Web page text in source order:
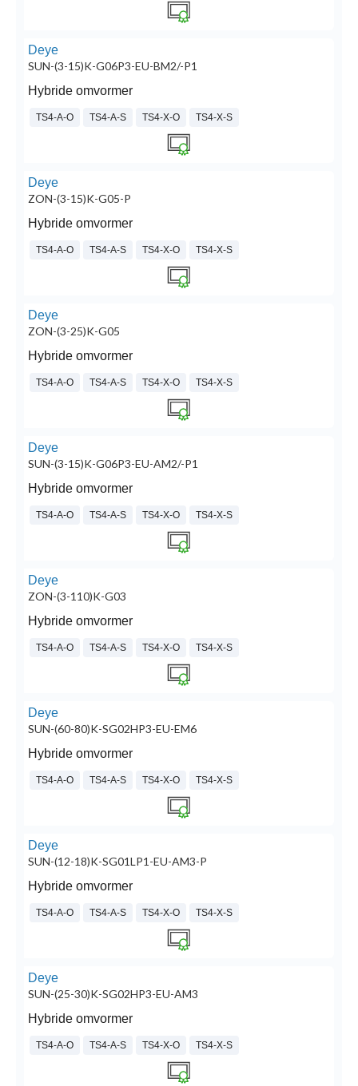
Deye
SUN-(3-15)K-G06P3-EU-BM2/-P1
Hybride omvormer
TS4-A-O TS4-A-S TS4-X-O TS4-X-S
Deye
ZON-(3-15)K-G05-P
Hybride omvormer
TS4-A-O TS4-A-S TS4-X-O TS4-X-S
Deye
ZON-(3-25)K-G05
Hybride omvormer
TS4-A-O TS4-A-S TS4-X-O TS4-X-S
Deye
SUN-(3-15)K-G06P3-EU-AM2/-P1
Hybride omvormer
TS4-A-O TS4-A-S TS4-X-O TS4-X-S
Deye
ZON-(3-110)K-G03
Hybride omvormer
TS4-A-O TS4-A-S TS4-X-O TS4-X-S
Deye
SUN-(60-80)K-SG02HP3-EU-EM6
Hybride omvormer
TS4-A-O TS4-A-S TS4-X-O TS4-X-S
Deye
SUN-(12-18)K-SG01LP1-EU-AM3-P
Hybride omvormer
TS4-A-O TS4-A-S TS4-X-O TS4-X-S
Deye
SUN-(25-30)K-SG02HP3-EU-AM3
Hybride omvormer
TS4-A-O TS4-A-S TS4-X-O TS4-X-S